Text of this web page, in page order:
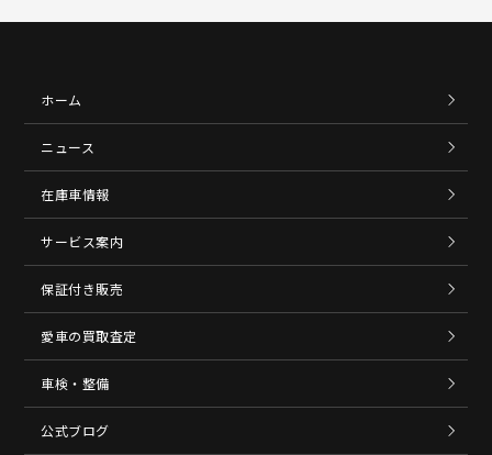
ホーム
ニュース
在庫車情報
サービス案内
保証付き販売
愛車の買取査定
車検・整備
公式ブログ